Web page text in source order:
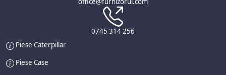
0745 314 256
Piese Caterpillar
Piese Case